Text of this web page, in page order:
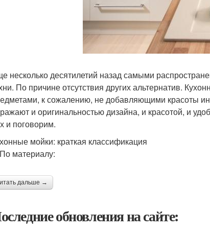
несколько десятилетий назад самыми
По причине отсутствия других альтернатив.
к сожалению, не добавляющими красоты
и оригинальностью дизайна, и красотой, и
и поговорим.
мойки: краткая классификация
материалу:
дальше →
обновления на сайте: